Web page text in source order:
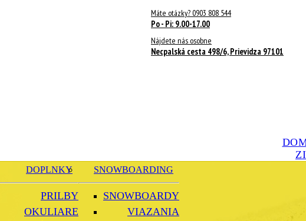
Máte otázky? 0903 808 544
Po - Pi: 9.00-17.00
Nájdete nás osobne
Necpalská cesta 498/6, Prievidza 97101
DOPLNKY
PRILBY
OKULIARE
SNOWBOARDING
SNOWBOARDY
VIAZANIA